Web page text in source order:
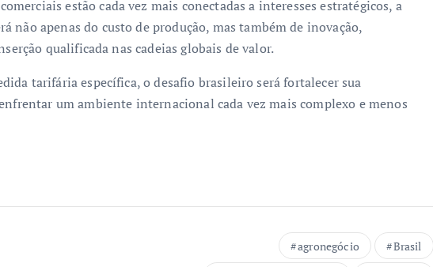
estão cada vez mais conectadas a interesses estratégicos, a
não apenas do custo de produção, mas também de inovação,
qualificada nas cadeias globais de valor.
tarifária específica, o desafio brasileiro será fortalecer sua
um ambiente internacional cada vez mais complexo e menos
agronegócio Brasil